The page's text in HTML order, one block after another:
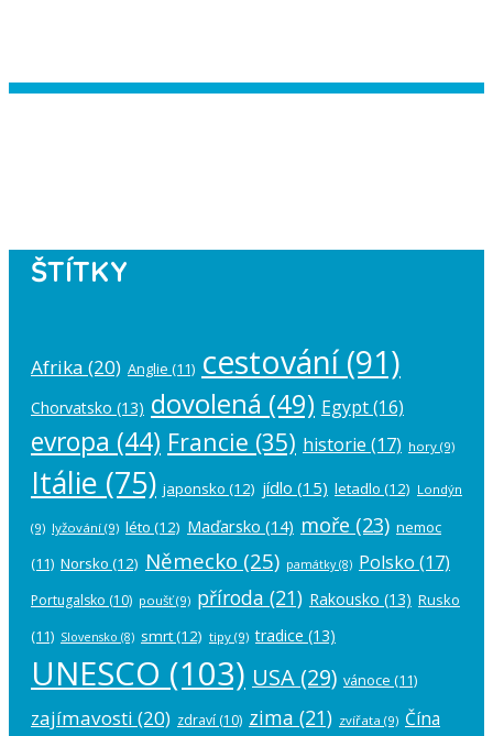
ŠTÍTKY
Afrika (20) Anglie (11) cestování(91)
Chorvatsko (13) dovolená (49) Egypt(16)
evropa (44) Francie (35) historie (17) hory (9)
Itálie (75) japonsko (12) jídlo (15) letadlo (12) Londýn
(9) lyžování (9) léto (12) Maďarsko (14) moře (23) nemoc
(11) Norsko (12) Německo (25) památky(8) Polsko (17)
Portugalsko (10) poušť(9) příroda (21) Rakousko (13) Rusko
(11) Slovensko (8) smrt(12) tipy (9) tradice (13)
UNESCO (103) USA (29) vánoce (11)
zajímavosti (20) zdraví (10) zima (21) zvířata (9) Čína